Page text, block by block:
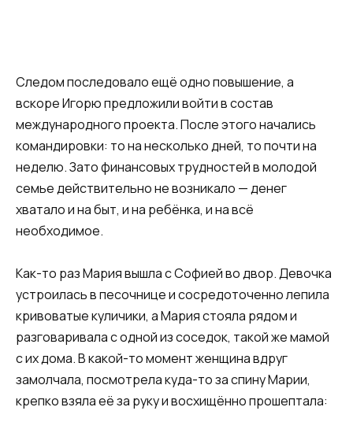
Следом последовало ещё одно повышение, а
вскоре Игорю предложили войти в состав
международного проекта. После этого начались
командировки: то на несколько дней, то почти на
неделю. Зато финансовых трудностей в молодой
семье действительно не возникало — денег
хватало и на быт, и на ребёнка, и на всё
необходимое.
Как-то раз Мария вышла с Софией во двор. Девочка
устроилась в песочнице и сосредоточенно лепила
кривоватые куличики, а Мария стояла рядом и
разговаривала с одной из соседок, такой же мамой
с их дома. В какой-то момент женщина вдруг
замолчала, посмотрела куда-то за спину Марии,
крепко взяла её за руку и восхищённо прошептала: